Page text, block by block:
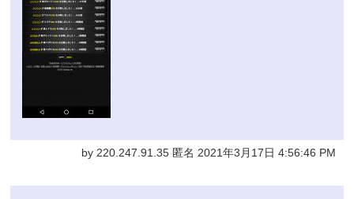
by 220.247.91.35 匿名 2021年3月17日 4:56:46 PM